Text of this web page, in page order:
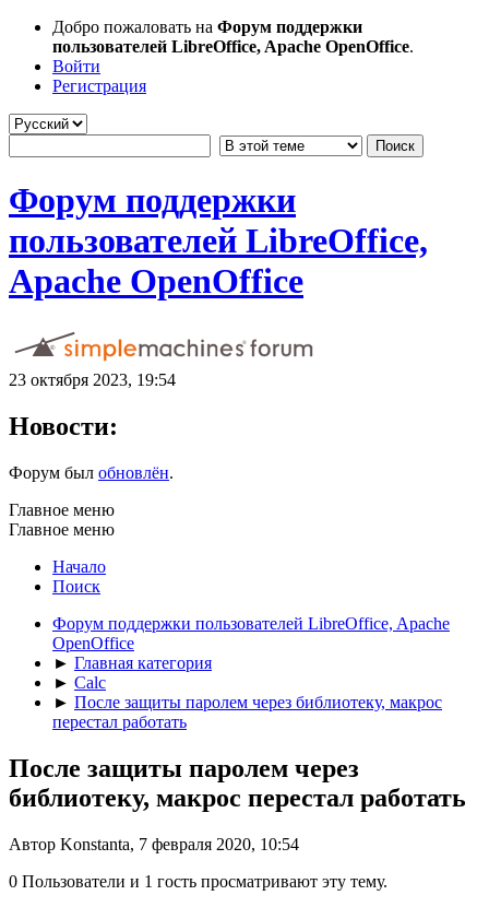
Добро пожаловать на Форум поддержки
пользователей LibreOffice, Apache OpenOffice.
Войти
Регистрация
Форум поддержки
пользователей LibreOffice,
Apache OpenOffice
23 октября 2023, 19:54
Новости:
Форум был обновлён.
Главное меню
Главное меню
Начало
Поиск
Форум поддержки пользователей LibreOffice, Apache
OpenOffice
► Главная категория
► Calc
► После защиты паролем через библиотеку, макрос
перестал работать
После защиты паролем через
библиотеку, макрос перестал работать
Автор Konstanta, 7 февраля 2020, 10:54
0 Пользователи и 1 гость просматривают эту тему.